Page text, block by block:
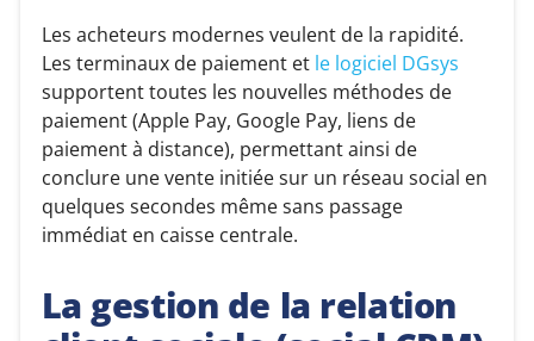
Les acheteurs modernes veulent de la rapidité.
Les terminaux de paiement et le logiciel DGsys
supportent toutes les nouvelles méthodes de
paiement (Apple Pay, Google Pay, liens de
paiement à distance), permettant ainsi de
conclure une vente initiée sur un réseau social en
quelques secondes même sans passage
immédiat en caisse centrale.
La gestion de la relation